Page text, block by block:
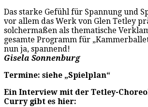
Das starke Gefühl für Spannung und
vor allem das Werk von Glen Tetley
solchermaßen als thematische
gesamte Programm für
nun ja, spannend!
Gisela Sonnenburg
Termine: siehe „Spielplan“
Ein Interview mit der Tetley-
Curry gibt es hier: